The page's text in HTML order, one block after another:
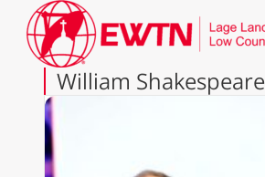
William Shakespeare